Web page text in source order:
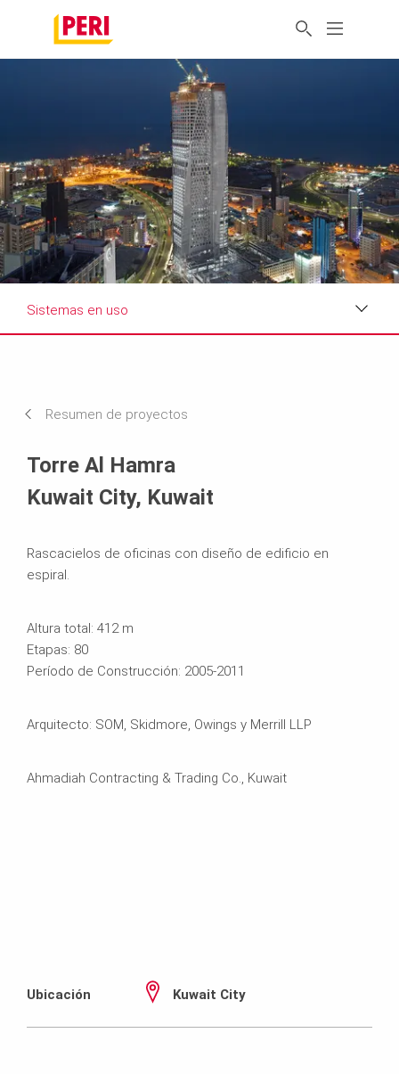
Sistemas en uso
Resumen de proyectos
Torre Al Hamra
Kuwait City, Kuwait
Rascacielos de oficinas con diseño de edificio en
espiral.
Altura total: 412 m
Etapas: 80
Período de Construcción: 2005-2011
Arquitecto: SOM, Skidmore, Owings y Merrill LLP
Ahmadiah Contracting & Trading Co., Kuwait
Ubicación Kuwait City